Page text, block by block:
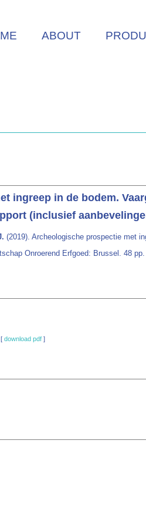
ABOUT
ingreep in de bodem.
(inclusief
(2019). Archeologische prospectie met
Onroerend Erfgoed: Brussel. 48 pp.
[ download pdf ]